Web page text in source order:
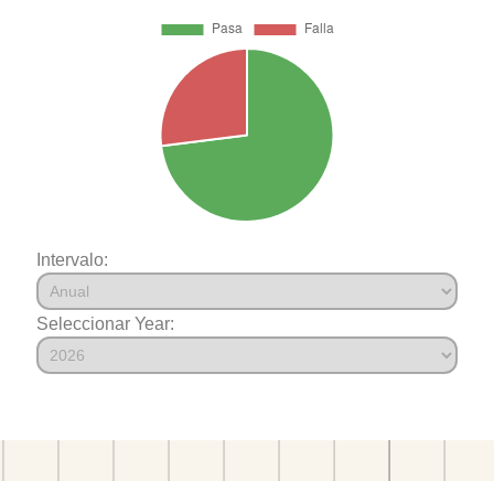
Intervalo:
Seleccionar Year: